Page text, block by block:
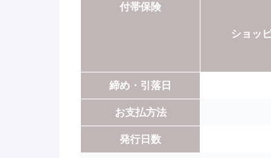
付帯保険
ショッ
締め・引落日
お支払方法
発行日数